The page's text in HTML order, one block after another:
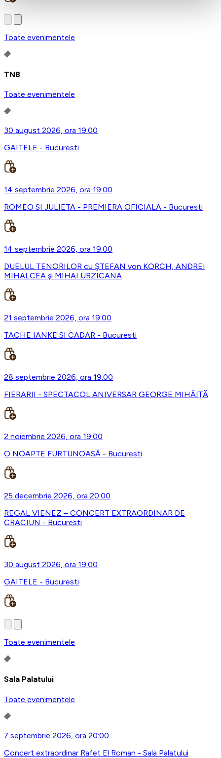
Toate evenimentele
TNB
Toate evenimentele
30 august 2026, ora 19:00
GAITELE - Bucuresti
14 septembrie 2026, ora 19:00
ROMEO SI JULIETA - PREMIERA OFICIALA - Bucuresti
14 septembrie 2026, ora 19:00
DUELUL TENORILOR cu ŞTEFAN von KORCH, ANDREI
MIHALCEA şi MIHAI URZICANA
21 septembrie 2026, ora 19:00
TACHE IANKE SI CADAR - Bucuresti
28 septembrie 2026, ora 19:00
FIERARII - SPECTACOL ANIVERSAR GEORGE MIHĂIȚĂ
2 noiembrie 2026, ora 19:00
O NOAPTE FURTUNOASĂ - Bucuresti
25 decembrie 2026, ora 20:00
REGAL VIENEZ – CONCERT EXTRAORDINAR DE
CRACIUN - Bucuresti
30 august 2026, ora 19:00
GAITELE - Bucuresti
Toate evenimentele
Sala Palatului
Toate evenimentele
7 septembrie 2026, ora 20:00
Concert extraordinar Rafet El Roman - Sala Palatului